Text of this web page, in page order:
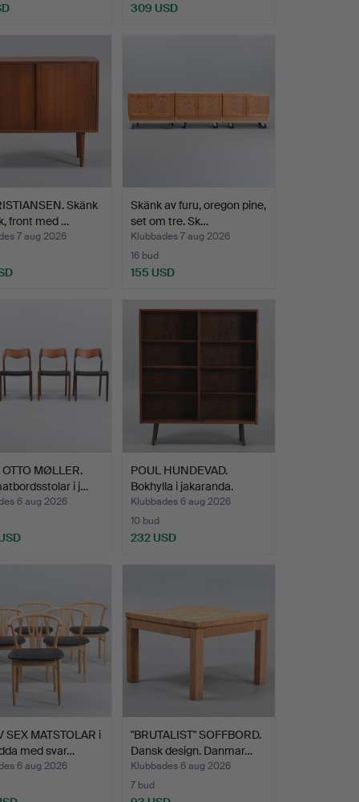
309 USD
Skänk
front med …
7 aug 2026
Skänk av furu, oregon pine,
set om tre. Sk…
Klubbades 7 aug 2026
16 bud
155 USD
MØLLER.
i j…
6 aug 2026
POUL HUNDEVAD.
Bokhylla i jakaranda.
Danma…
Klubbades 6 aug 2026
10 bud
232 USD
SEX MATSTOLAR i
med svar…
6 aug 2026
"BRUTALIST" SOFFBORD.
Dansk design. Danmar…
Klubbades 6 aug 2026
7 bud